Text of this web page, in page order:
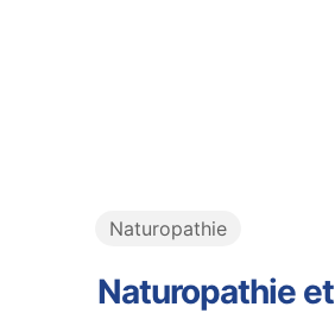
Naturopathie
Naturopathie et